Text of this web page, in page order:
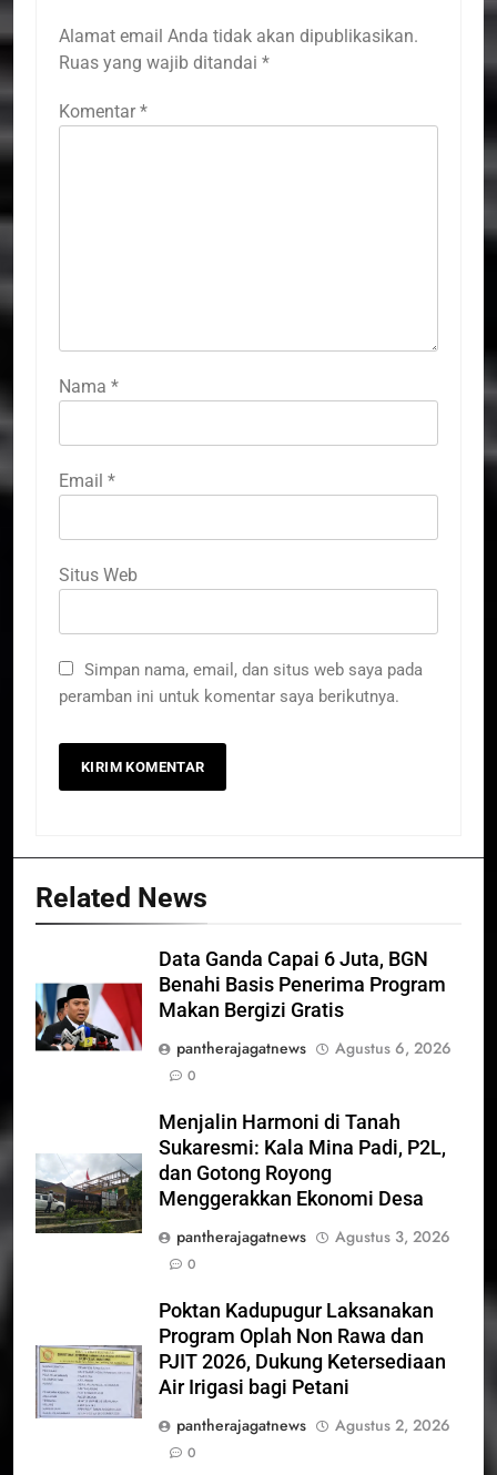
Alamat email Anda tidak akan dipublikasikan.
Ruas yang wajib ditandai *
Komentar *
Nama *
Email *
Situs Web
Simpan nama, email, dan situs web saya pada
peramban ini untuk komentar saya berikutnya.
Related News
Data Ganda Capai 6 Juta, BGN
Benahi Basis Penerima Program
Makan Bergizi Gratis
pantherajagatnews
Agustus 6, 2026
0
Menjalin Harmoni di Tanah
Sukaresmi: Kala Mina Padi, P2L,
dan Gotong Royong
Menggerakkan Ekonomi Desa
pantherajagatnews
Agustus 3, 2026
0
Poktan Kadupugur Laksanakan
Program Oplah Non Rawa dan
PJIT 2026, Dukung Ketersediaan
Air Irigasi bagi Petani
pantherajagatnews
Agustus 2, 2026
0